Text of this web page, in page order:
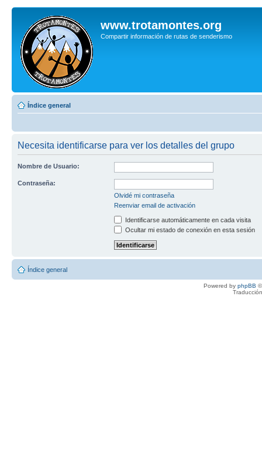
www.trotamontes.org
Compartir información de rutas de senderismo
Índice general
Necesita identificarse para ver los detalles del grupo
Nombre de Usuario:
Contraseña:
Olvidé mi contraseña
Reenviar email de activación
Identificarse automáticamente en cada visita
Ocultar mi estado de conexión en esta sesión
Índice general
Powered by phpBB